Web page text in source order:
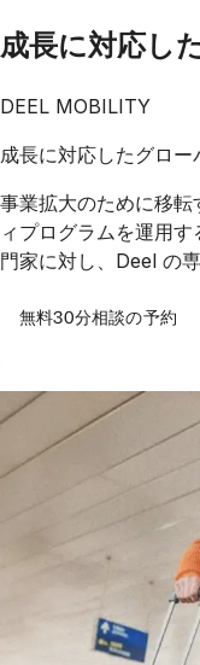
成長に対応し
DEEL MOBILITY
成長に対応したグロー
事業拡大のために移
ィプログラムを運用
門家に対し、Deel の
無料30分相談の予約